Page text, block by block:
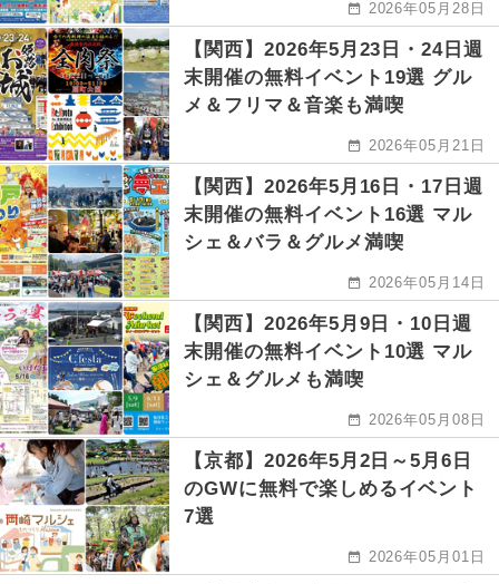
2026年05月28日
【関西】2026年5月23日・24日週
末開催の無料イベント19選 グル
メ＆フリマ＆音楽も満喫
2026年05月21日
【関西】2026年5月16日・17日週
末開催の無料イベント16選 マル
シェ＆バラ＆グルメ満喫
2026年05月14日
【関西】2026年5月9日・10日週
末開催の無料イベント10選 マル
シェ＆グルメも満喫
2026年05月08日
【京都】2026年5月2日～5月6日
のGWに無料で楽しめるイベント
7選
2026年05月01日